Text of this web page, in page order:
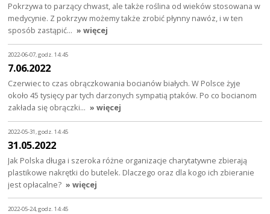
Pokrzywa to parzący chwast, ale także roślina od wieków stosowana w
medycynie. Z pokrzyw możemy także zrobić płynny nawóz, i w ten
sposób zastąpić… » więcej
2022-06-07, godz. 14:45
7.06.2022
Czerwiec to czas obrączkowania bocianów białych. W Polsce żyje
około 45 tysięcy par tych darzonych sympatią ptaków. Po co bocianom
zakłada się obrączki… » więcej
2022-05-31, godz. 14:45
31.05.2022
Jak Polska długa i szeroka różne organizacje charytatywne zbierają
plastikowe nakrętki do butelek. Dlaczego oraz dla kogo ich zbieranie
jest opłacalne? » więcej
2022-05-24, godz. 14:45